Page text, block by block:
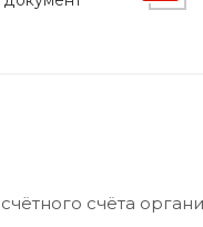
счёта